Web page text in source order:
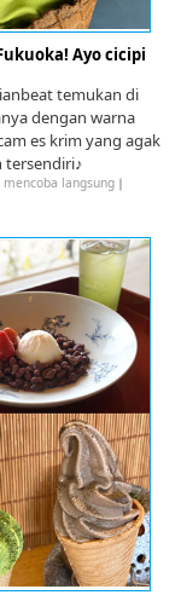
Ayo cicipi
temukan di
dengan warna
es krim yang agak
tersendiri♪
mencoba langsung｜